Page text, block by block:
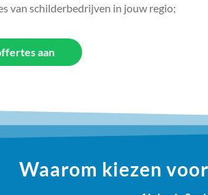
van schilderbedrijven in jouw regio;
aan
Waarom kiezen